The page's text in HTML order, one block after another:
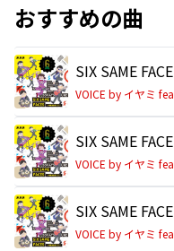
おすすめの曲